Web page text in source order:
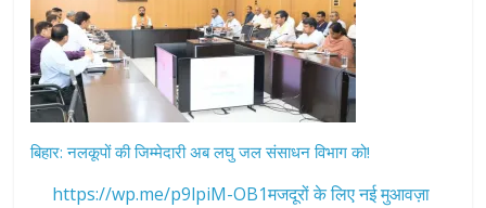
बिहार: नलकूपों की जिम्मेदारी अब लघु जल संसाधन विभाग को!
https://wp.me/p9lpiM-OB1मजदूरों के लिए नई मुआवज़ा